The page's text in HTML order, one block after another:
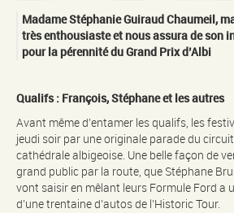
Madame Stéphanie Guiraud Chaumeil,
très enthousiaste et nous assura de son
pour la pérennité du Grand Prix d’Albi
Qualifs : François, Stéphane et les autres
Avant même d’entamer les qualifs, les
jeudi soir par une originale parade du
cathédrale albigeoise. Une belle façon de
grand public par la route, que Stéphane
vont saisir en mêlant leurs Formule Ford a
d’une trentaine d’autos de l’Historic Tour.